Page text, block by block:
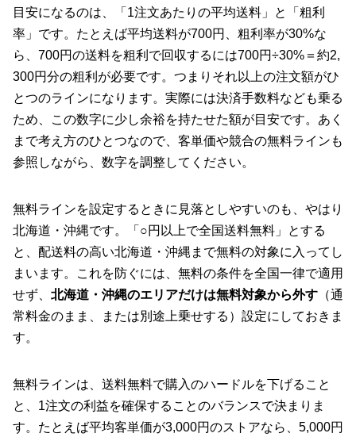
目安になるのは、「1注文あたりの平均送料」と「粗利
率」です。たとえば平均送料が700円、粗利率が30%な
ら、700円の送料を粗利で回収するには700円÷30%＝約2,
300円分の粗利が必要です。つまりそれ以上の注文額がひ
とつのラインになります。実際には決済手数料なども乗る
ため、この数字に少し余裕を持たせた額が目安です。あく
まで考え方のひとつなので、客単価や競合の無料ラインも
参照しながら、数字を調整してください。
無料ラインを設定するときに見落としやすいのも、やはり
北海道・沖縄です。「○円以上で全国送料無料」とする
と、配送料の高い北海道・沖縄まで無料の対象に入ってし
まいます。これを防ぐには、無料の条件を全国一律で適用
せず、 北海道・沖縄のエリアだけは無料対象から外す （通
常料金のまま、または別途上乗せする）設定にしておきま
す。
無料ラインは、送料無料で購入のハードルを下げること
と、1注文の利益を確保することのバランスで決まりま
す。たとえば平均客単価が3,000円のストアなら、5,000円